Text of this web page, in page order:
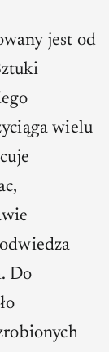
jest od
wielu
Do